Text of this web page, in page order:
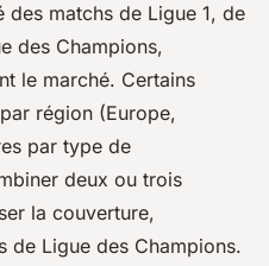
matchs de Ligue 1, de
des Champions,
le marché. Certains
région (Europe,
par type de
deux ou trois
la couverture,
de Ligue des Champions.